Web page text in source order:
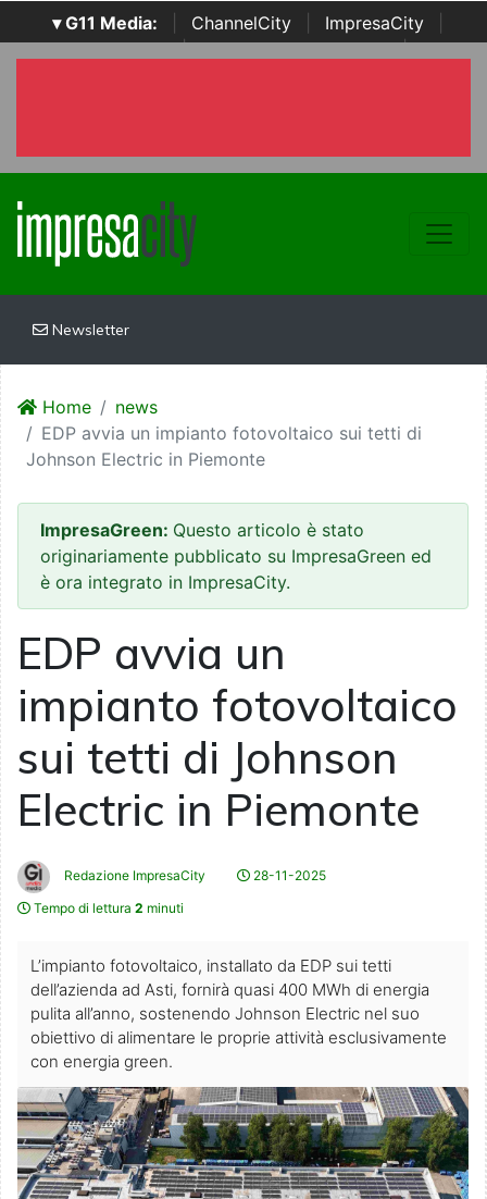
▾ G11 Media: ChannelCity ImpresaCity
SecurityOpenLab | Italian Channel Awards | Italian
Newsletter
Home
news
EDP avvia un impianto fotovoltaico sui tetti di
Johnson Electric in Piemonte
ImpresaGreen: Questo articolo è stato
originariamente pubblicato su ImpresaGreen ed
è ora integrato in ImpresaCity.
EDP avvia un
impianto fotovoltaico
sui tetti di Johnson
Electric in Piemonte
Redazione ImpresaCity
28-11-2025
Tempo di lettura 2 minuti
L’impianto fotovoltaico, installato da EDP sui tetti
dell’azienda ad Asti, fornirà quasi 400 MWh di energia
pulita all’anno, sostenendo Johnson Electric nel suo
obiettivo di alimentare le proprie attività esclusivamente
con energia green.